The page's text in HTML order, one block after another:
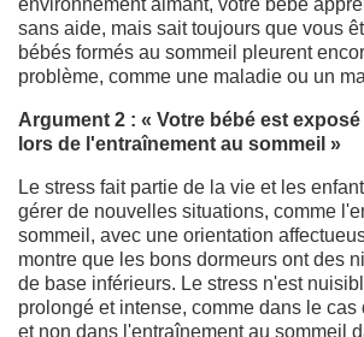
environnement aimant, votre bébé
sans aide, mais sait toujours que vous
bébés formés au sommeil pleurent
problème, comme une maladie ou un
Argument 2 : « Votre bébé est
lors de l'entraînement au sommeil »
Le stress fait partie de la vie et les
gérer de nouvelles situations, comme
sommeil, avec une orientation
montre que les bons dormeurs ont des
de base inférieurs. Le stress n'est
prolongé et intense, comme dans le
et non dans l'entraînement au sommeil